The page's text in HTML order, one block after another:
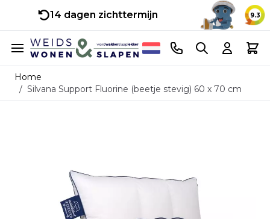
14 dagen zichttermijn 9.3
Ga naar de inhoud
Telefoonnummer
Search Cart
Home
/ Silvana Support Fluorine (beetje stevig) 60 x 70 cm